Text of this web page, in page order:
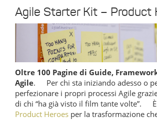
Agile Starter Kit – Product
Oltre 100 Pagine di Guide,
Agile. Per chi sta iniziando adesso o
perfezionare i propri processi Agile
di chi “ha già visto il film tante volte”.
Product Heroes per la trasformazione